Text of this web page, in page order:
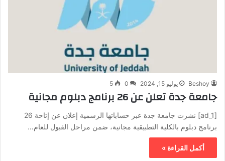
Beshoy يوليو 15, 2024 0
5
جامعة جدة تعلن عن 26 برنامج دبلوم مجانية
[ad_1] نشرت جامعة جدة عبر حساباتها الرسمية إعلان عن إتاحة 26
برنامج دبلوم بالكلية التطبيقية مجانية، ضمن مراحل القبول للعام…
أكمل القراءة »